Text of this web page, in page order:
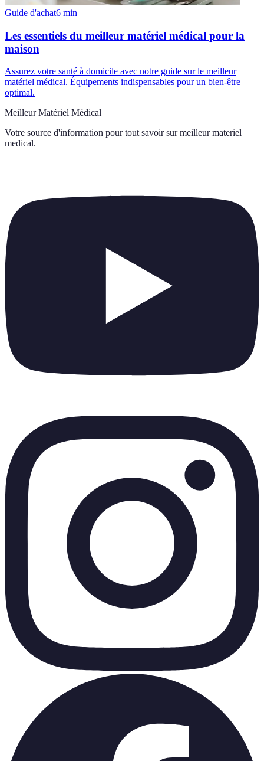
Guide d'achat6 min
Les essentiels du meilleur matériel médical pour la
maison
Assurez votre santé à domicile avec notre guide sur le meilleur
matériel médical. Équipements indispensables pour un bien-être
optimal.
Meilleur Matériel Médical
Votre source d'information pour tout savoir sur meilleur materiel
medical.